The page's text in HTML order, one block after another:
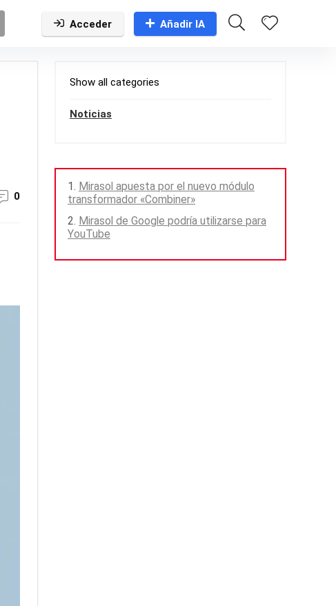
Acceder Añadir IA
0
Show all categories
Noticias
Mirasol apuesta por el nuevo módulo
transformador «Combiner»
Mirasol de Google podría utilizarse para
YouTube